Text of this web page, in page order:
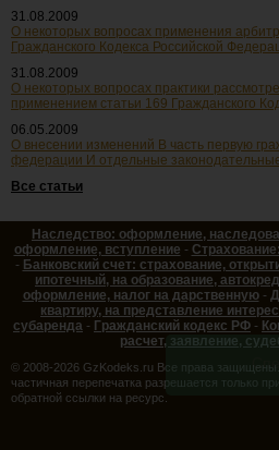
31.08.2009
О некоторых вопросах применения
Гражданского Кодекса Российской
31.08.2009
О некоторых вопросах практики
применением статьи 169 Гражданского
06.05.2009
О внесении изменений В часть первую
федерации И отдельные
Все статьи
Наследство: оформление,
оформление, вступление -
- Банковский счет: страхование,
ипотечный, на образование,
оформление, налог на дарственную-
квартиру, на представление
субаренда - Гражданский кодекс РФ -
расчет, заявление,
© 2008-2026 GzKodeks.ru Все права
частичная перепечатка разрешается только
обратной ссылки на ресурс.